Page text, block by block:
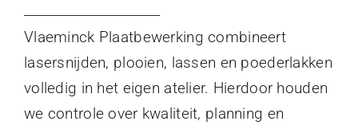
Vlaeminck Plaatbewerking combineert
lasersnijden, plooien, lassen en poederlakken
volledig in het eigen atelier. Hierdoor houden
we controle over kwaliteit, planning en